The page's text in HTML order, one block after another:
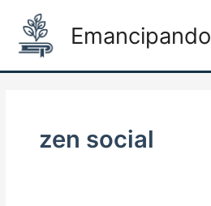
contenido
Emancipando
zen social